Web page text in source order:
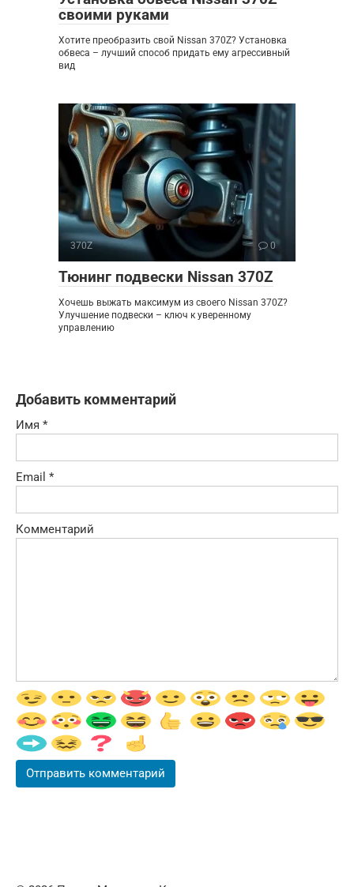
своими руками
Хотите преобразить свой Nissan 370Z? Установка
обвеса – лучший способ придать ему агрессивный
вид
370Z 0
Тюнинг подвески Nissan 370Z
Хочешь выжать максимум из своего Nissan 370Z?
Улучшение подвески – ключ к уверенному
управлению
Добавить комментарий
Имя *
Email *
Комментарий